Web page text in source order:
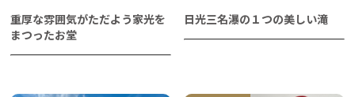
重厚な雰囲気がただよう家光を
まつったお堂
日光三名瀑の１つの美しい滝